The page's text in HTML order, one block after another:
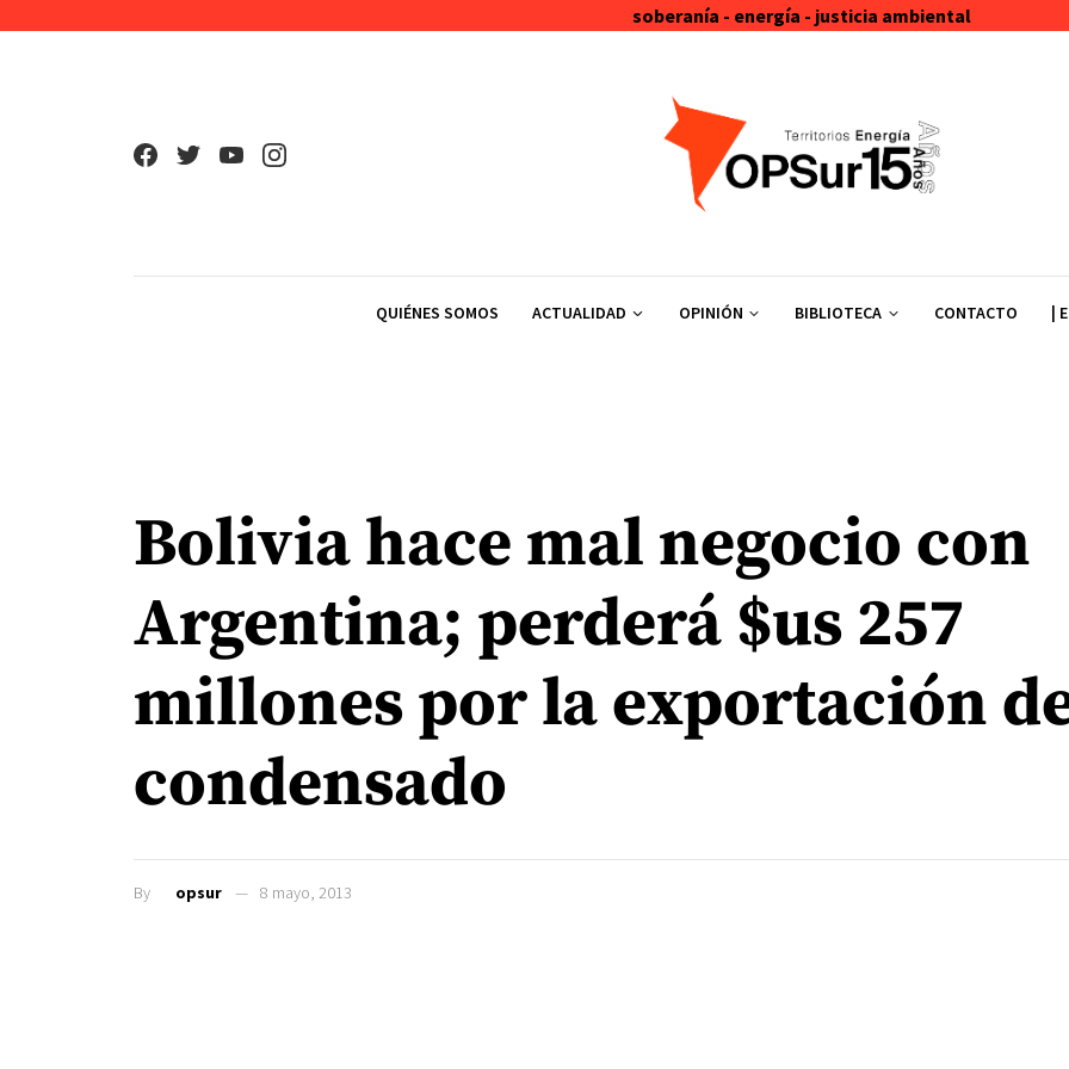
soberanía - energía - justicia ambiental
QUIÉNES SOMOS ACTUALIDAD OPINIÓN BIBLIOTECA CONTACTO |
Bolivia hace mal negocio con
Argentina; perderá $us 257
millones por la exportación
condensado
By opsur 8 mayo, 2013